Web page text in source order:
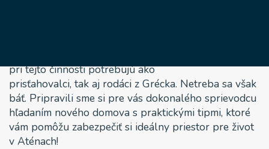
pri tejto činnosti potrebujú ako
prisťahovalci, tak aj rodáci z Grécka. Netreba sa však
báť. Pripravili sme si pre vás dokonalého sprievodcu
hľadaním nového domova s praktickými tipmi, ktoré
vám pomôžu zabezpečiť si ideálny priestor pre život
v Aténach!